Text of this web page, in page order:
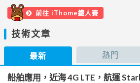
前往 iThome鐵人賽
技術文章
最新 熱門
船舶應用，近海 4G LTE，航運